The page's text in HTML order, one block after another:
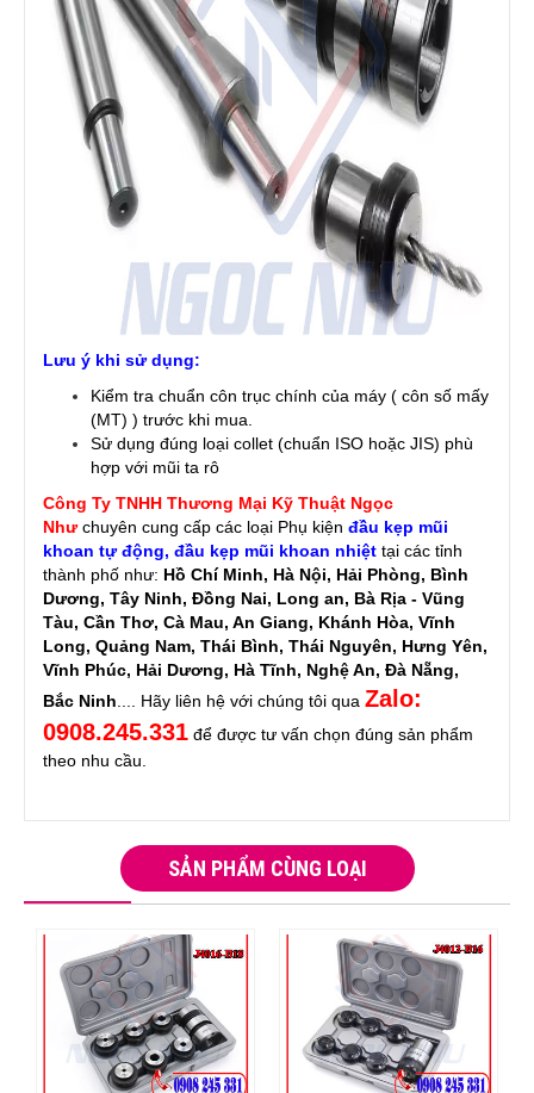
Lưu ý khi sử dụng:
Kiểm tra chuẩn côn trục chính của máy ( côn số mấy
(MT) ) trước khi mua.
Sử dụng đúng loại collet (chuẩn ISO hoặc JIS) phù
hợp với mũi ta rô
Công Ty TNHH Thương Mại Kỹ Thuật Ngọc
Nhưchuyên cung cấp các loại Phụ kiện đầu kẹp mũi
khoan tự động, đầu kẹp mũi khoan nhiệt tại các tỉnh
thành phố như: Hồ Chí Minh, Hà Nội, Hải Phòng, Bình
Dương, Tây Ninh, Đồng Nai, Long an, Bà Rịa - Vũng
Tàu, Cần Thơ, Cà Mau, An Giang, Khánh Hòa, Vĩnh
Long, Quảng Nam, Thái Bình, Thái Nguyên, Hưng Yên,
Vĩnh Phúc, Hải Dương, Hà Tĩnh, Nghệ An, Đà Nẵng,
Bắc Ninh .... Hãy liên hệ với chúng tôi qua Zalo:
0908.245.331 để được tư vấn chọn đúng sản phẩm
theo nhu cầu.
SẢN PHẨM CÙNG LOẠI